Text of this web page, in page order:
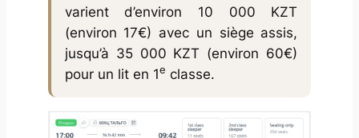
varient d’environ 10 000 KZT
(environ 17€) avec un siège assis,
jusqu’à 35 000 KZT (environ 60€)
pour un lit en 1e classe.